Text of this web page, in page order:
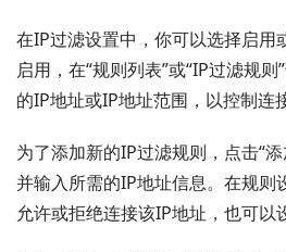
在IP过滤设置中，你可以选择启用
启用，在“规则列表”或“IP过滤规
的IP地址或IP地址范围，以控制连
为了添加新的IP过滤规则，点击“
并输入所需的IP地址信息。在规则
允许或拒绝连接该IP地址，也可以